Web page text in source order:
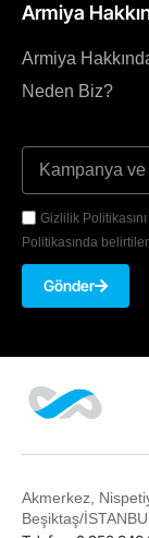
Armiya
Armiya
Neden Biz?
Gizlilik
Politikasında
Gönder
Akmerkez,
Beşiktaş/